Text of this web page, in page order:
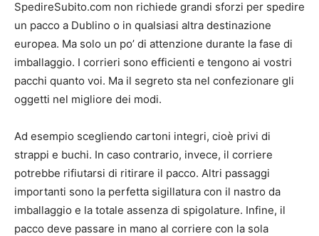
SpedireSubito.com non richiede grandi sforzi per spedire
un pacco a Dublino o in qualsiasi altra destinazione
europea. Ma solo un po’ di attenzione durante la fase di
imballaggio. I corrieri sono efficienti e tengono ai vostri
pacchi quanto voi. Ma il segreto sta nel confezionare gli
oggetti nel migliore dei modi.
Ad esempio scegliendo cartoni integri, cioè privi di
strappi e buchi. In caso contrario, invece, il corriere
potrebbe rifiutarsi di ritirare il pacco. Altri passaggi
importanti sono la perfetta sigillatura con il nastro da
imballaggio e la totale assenza di spigolature. Infine, il
pacco deve passare in mano al corriere con la sola